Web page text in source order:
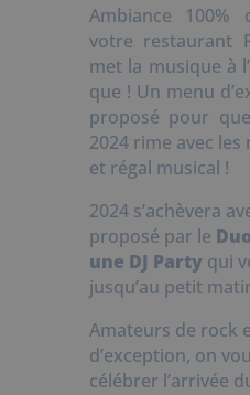
Ambiance 100%
votre restaurant
met la musique à
que ! Un menu
proposé pour
2024 rime avec
et régal musical !
2024 s’achèvera
proposé par le
une DJ Partyqui
jusqu’au petit
Amateurs de rock
d’exception, on
célébrer l’arrivée